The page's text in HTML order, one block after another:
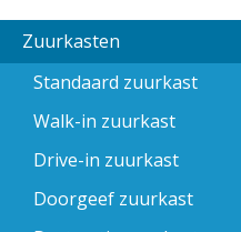
MAIN
NAVIGATION
Zuurkasten
Standaard zuurkast
Walk-in zuurkast
Drive-in zuurkast
Doorgeef zuurkast